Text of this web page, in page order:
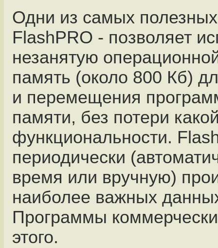
Одни из самых
FlashPRO - позволяет
незанятую
память (около 800 Кб)
и перемещения
памяти, без потери
функциональности.
периодически
время или вручную)
наиболее важных
Программы
этого.